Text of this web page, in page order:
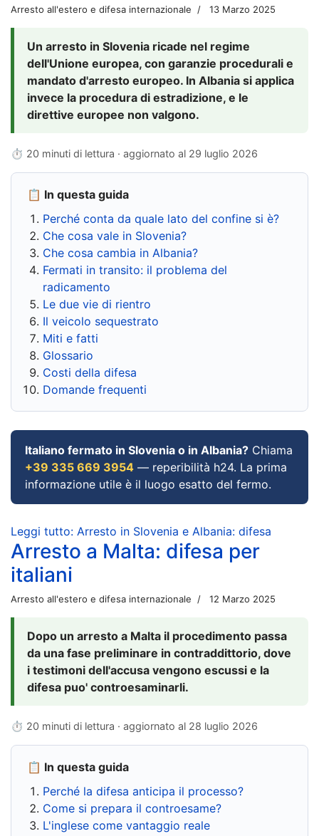
Arresto all'estero e difesa internazionale 13 Marzo 2025
Un arresto in Slovenia ricade nel regime
dell'Unione europea, con garanzie procedurali e
mandato d'arresto europeo. In Albania si applica
invece la procedura di estradizione, e le
direttive europee non valgono.
⏱ 20 minuti di lettura · aggiornato al 29 luglio 2026
📋 In questa guida
Perché conta da quale lato del confine si è?
Che cosa vale in Slovenia?
Che cosa cambia in Albania?
Fermati in transito: il problema del
radicamento
Le due vie di rientro
Il veicolo sequestrato
Miti e fatti
Glossario
Costi della difesa
Domande frequenti
Italiano fermato in Slovenia o in Albania? Chiama
+39 335 669 3954 — reperibilità h24. La prima
informazione utile è il luogo esatto del fermo.
Leggi tutto: Arresto in Slovenia e Albania: difesa
Arresto a Malta: difesa per
italiani
Arresto all'estero e difesa internazionale 12 Marzo 2025
Dopo un arresto a Malta il procedimento passa
da una fase preliminare in contraddittorio, dove
i testimoni dell'accusa vengono escussi e la
difesa puo' controesaminarli.
⏱ 20 minuti di lettura · aggiornato al 28 luglio 2026
📋 In questa guida
Perché la difesa anticipa il processo?
Come si prepara il controesame?
L'inglese come vantaggio reale